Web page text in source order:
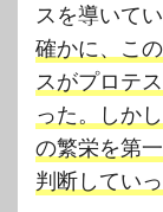
スを導いてい
確かに、こ
スがプロテ
った。しか
の繁栄を第
判断していっ